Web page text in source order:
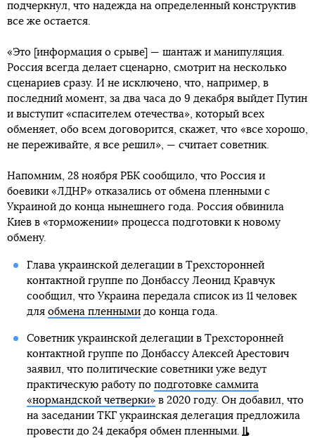
подчеркнул, что надежда на определенный конструктив
все же остается.
«Это [информация о срыве] — шантаж и манипуляция.
Россия всегда делает сценарно, смотрит на несколько
сценариев сразу. И не исключено, что, например, в
последний момент, за два часа до 9 декабря выйдет Путин
и выступит «спасителем отечества», который всех
обменяет, обо всем договорится, скажет, что «все хорошо,
не переживайте, я все решил», — считает советник.
Напомним, 28 ноября РБК сообщило, что Россия и
боевики «ЛДНР» отказались от обмена пленными с
Украиной до конца нынешнего года. Россия обвинила
Киев в «торможении» процесса подготовки к новому
обмену.
Глава украинской делегации в Трехсторонней
контактной группе по Донбассу Леонид Кравчук
сообщил, что Украина передала список из 11 человек
для обмена пленнымидо конца года.
Советник украинской делегации в Трехсторонней
контактной группе по Донбассу Алексей Арестович
заявил, что политические советники уже ведут
практическую работу по подготовке саммита
«нормандской четверки»в 2020 году. Он добавил, что
на заседании ТКГ украинская делегация предложила
провести до 24 декабря обмен пленными.